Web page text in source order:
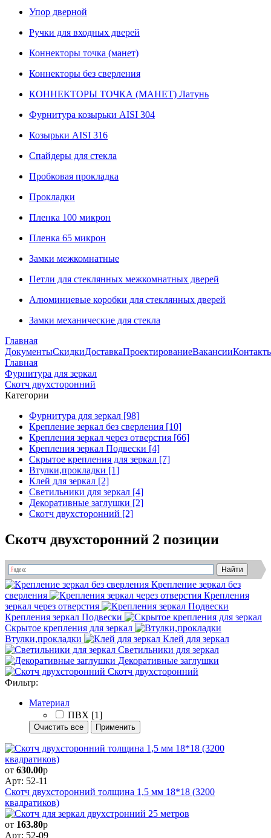
Упор дверной
Ручки для входных дверей
Коннекторы точка (манет)
Коннекторы без сверления
КОННЕКТОРЫ ТОЧКА (МАНЕТ) Латунь
Фурнитура козырьки AISI 304
Козырьки AISI 316
Спайдеры для стекла
Пробковая прокладка
Прокладки
Пленка 100 микрон
Пленка 65 микрон
Замки межкомнатные
Петли для стеклянных межкомнатных дверей
Алюминиевые коробки для стеклянных дверей
Замки механические для стекла
Главная
ДокументыСкидкиДоставкаПроектированиеВакансии
Главная
Фурнитура для зеркал
Скотч двухсторонний
Категории
Фурнитура для зеркал [98]
Крепление зеркал без сверления [10]
Крепления зеркал через отверстия [66]
Крепления зеркал Подвески [4]
Скрытое крепления для зеркал [7]
Втулки,прокладки [1]
Клей для зеркал [2]
Светильники для зеркал [4]
Декоративные заглушки [2]
Скотч двухсторонний [2]
Скотч двухсторонний 2 позиции
Крепление зеркал без
сверления
Крепления
зеркал через отверстия
Крепления зеркал Подвески
Скрытое крепления для зеркал
Втулки,прокладки
Клей для зеркал
Светильники для зеркал
Декоративные заглушки
Скотч двухсторонний
Фильтр:
Материал
ПВХ [1]
Очистить все Применить
от 630.00р
Арт: 52-11
Скотч двухсторонний толщина 1,5 мм 18*18 (3200
квадратиков)
от 163.80р
Арт: 52-09